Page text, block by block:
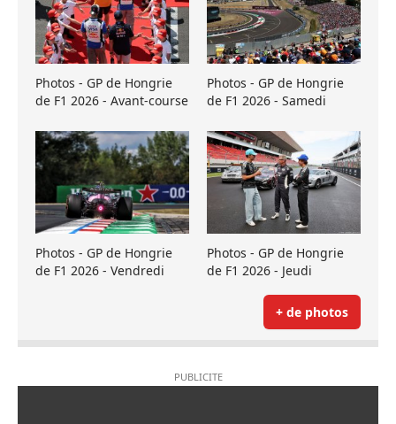
Photos - GP de Hongrie
de F1 2026 - Avant-course
Photos - GP de Hongrie
de F1 2026 - Samedi
Photos - GP de Hongrie
de F1 2026 - Vendredi
Photos - GP de Hongrie
de F1 2026 - Jeudi
+ de photos